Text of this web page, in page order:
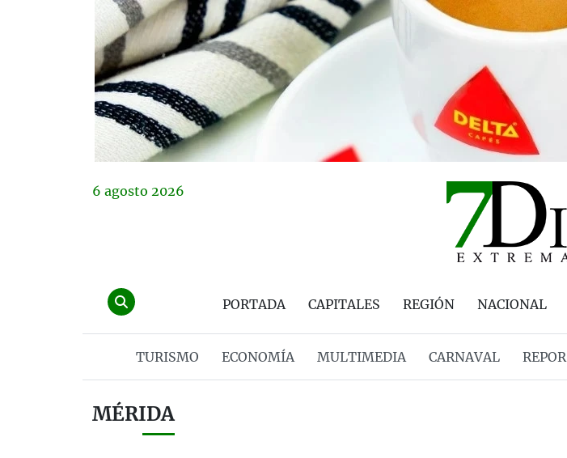
6 agosto 2026
PORTADA CAPITALES REGIÓN NACIONAL
TURISMO ECONOMÍA MULTIMEDIA CARNAVAL REPOR
MÉRIDA